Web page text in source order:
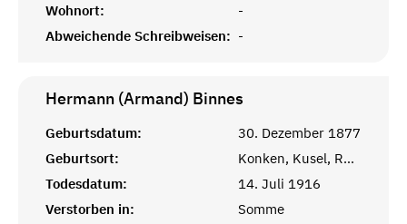
Wohnort:
-
Abweichende Schreibweisen: -
Hermann (Armand) Binnes
Geburtsdatum:
30. Dezember 1877
Geburtsort:
Konken, Kusel, Rheinprovinz
Todesdatum:
14. Juli 1916
Verstorben in:
Somme